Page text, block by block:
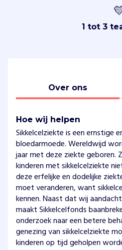
1 tot 3
Over ons
Hoe wij helpen
Sikkelcelziekte is een ernstige
bloedarmoede. Wereldwijd
jaar met deze ziekte geboren.
kinderen met sikkelcelziekte
deze erfelijke en dodelijke
moet veranderen, want
kennen. Naast dat wij
maakt Sikkelcelfonds
onderzoek naar een betere
genezing van sikkelcelziekte
kinderen op tijd geholpen